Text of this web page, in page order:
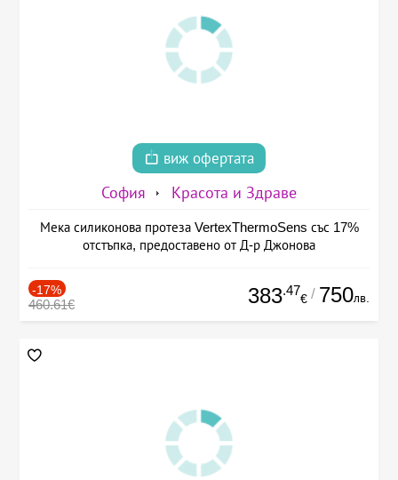
виж офертата
София Красота и Здраве
Мека силиконова протеза VertexThermoSens със 17%
отстъпка, предоставено от Д-р Джонова
-17%
460.61€ 383.47
€ / 750лв.